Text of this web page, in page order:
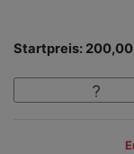
Startpreis: